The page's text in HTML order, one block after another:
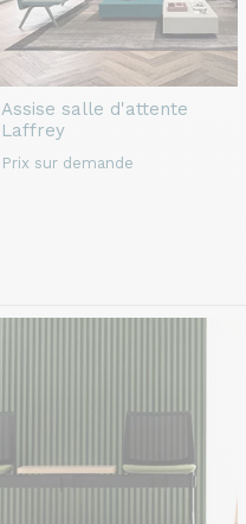
Assise salle d'attente
Laffrey
Prix sur demande